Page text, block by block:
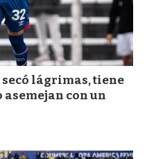
lágrimas, tiene
asemejan con un